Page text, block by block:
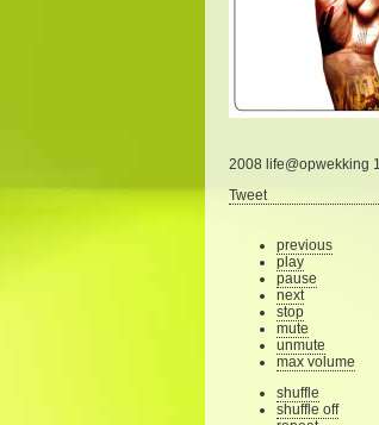
2008 life@opwekking
Tweet
previous
play
pause
next
stop
mute
unmute
max volume
shuffle
shuffle off